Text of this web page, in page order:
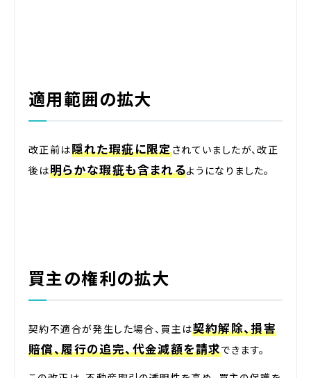
適用範囲の拡大
改正前は隠れた瑕疵に限定されていましたが、改正
後は明らかな瑕疵も含まれるようになりました。
買主の権利の拡大
契約不適合が発生した場合、買主は契約解除、損害
賠償、履行の追完、代金減額を請求できます。